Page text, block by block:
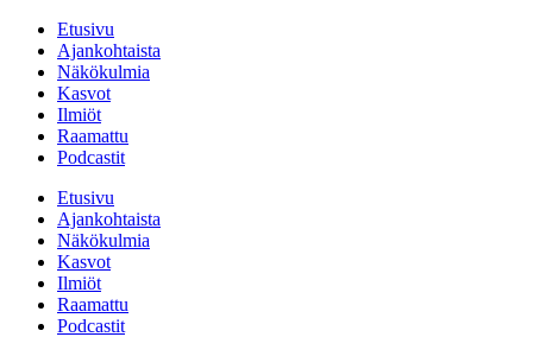
Etusivu
Ajankohtaista
Näkökulmia
Kasvot
Ilmiöt
Raamattu
Podcastit
Etusivu
Ajankohtaista
Näkökulmia
Kasvot
Ilmiöt
Raamattu
Podcastit